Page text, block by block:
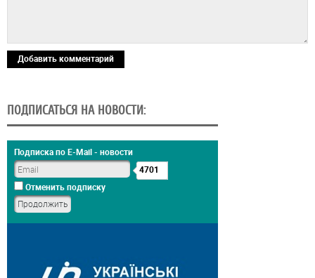
Добавить комментарий
ПОДПИСАТЬСЯ НА НОВОСТИ:
Подписка по E-Mail - новости
4701
Отменить подписку